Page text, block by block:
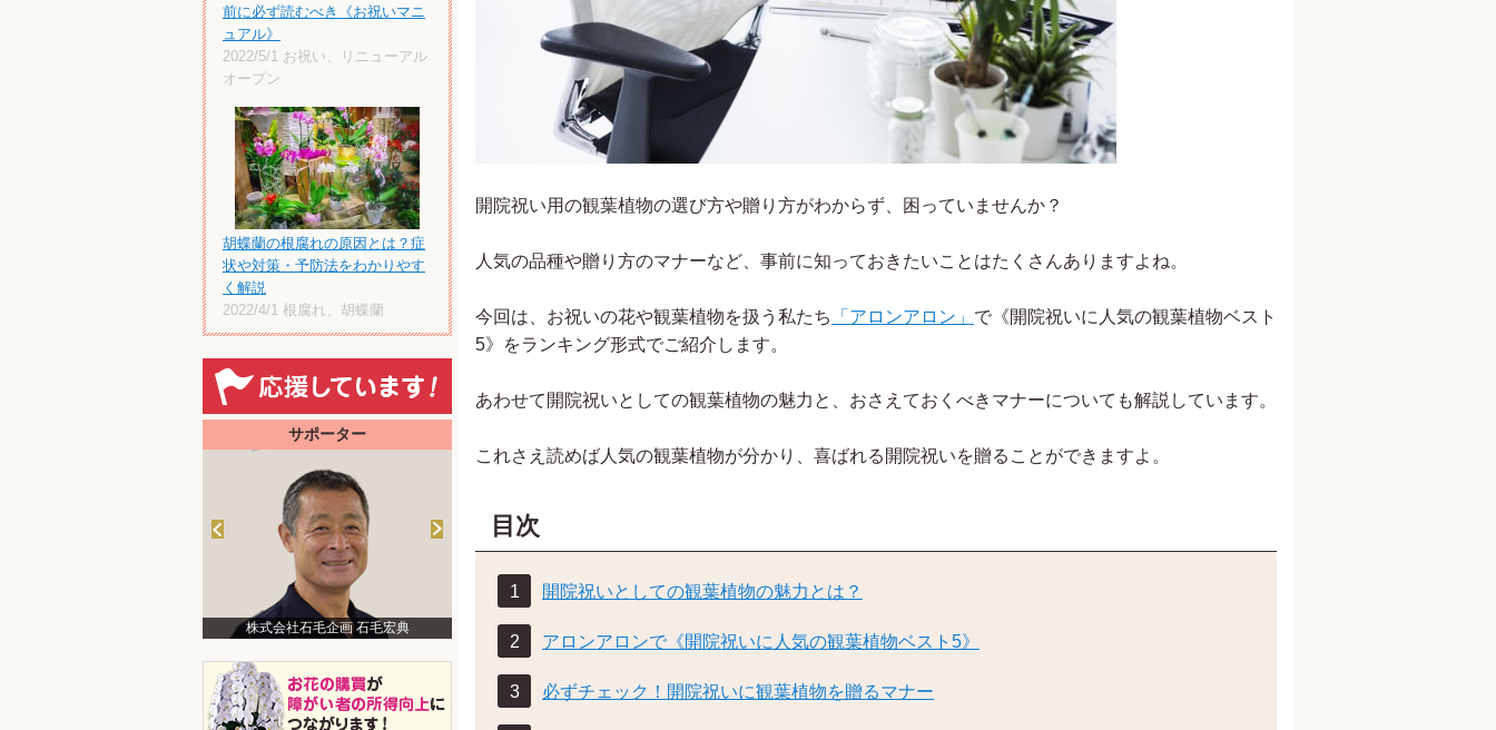
開院祝い用の観葉植物の選び方や贈り方がわからず、困っていませんか？
人気の品種や贈り方のマナーなど、事前に知っておきたいことはたくさんありますよね。
今回は、お祝いの花や観葉植物を扱う私たち 「アロンアロン」 で《開院祝いに人気の観葉植物ベスト
5》をランキング形式でご紹介します。
あわせて開院祝いとしての観葉植物の魅力と、おさえておくべきマナーについても解説しています。
これさえ読めば人気の観葉植物が分かり、喜ばれる開院祝いを贈ることができますよ。
目次
開院祝いとしての観葉植物の魅力とは？
アロンアロンで《開院祝いに人気の観葉植物ベスト5》
必ずチェック！開院祝いに観葉植物を贈るマナー
前に必ず読むべき《お祝いマニ
ュアル》
2022/5/1 お祝い、リニューアル
オープン
胡蝶蘭の根腐れの原因とは？症
状や対策・予防法をわかりやす
く解説
2022/4/1 根腐れ、胡蝶蘭
サポーター
株式会社石毛企画 石毛宏典 美術家 中津川浩章